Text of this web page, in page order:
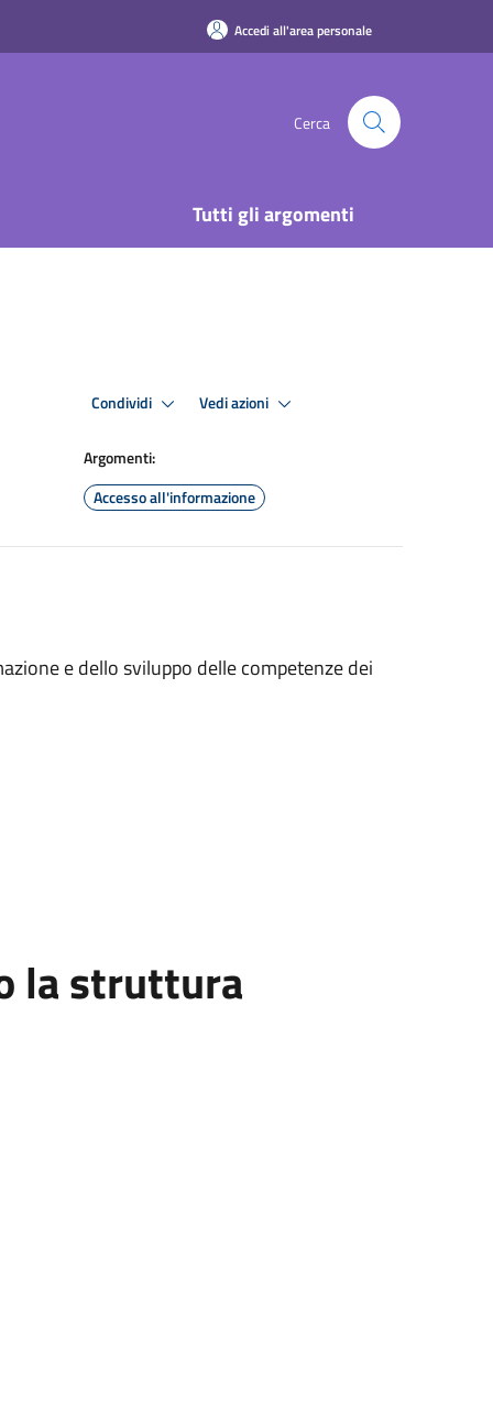
Accedi all'area personale
Cerca
Tutti gli argomenti
Condividi Vedi azioni
Argomenti:
Accesso all'informazione
e dello sviluppo delle competenze dei
la struttura